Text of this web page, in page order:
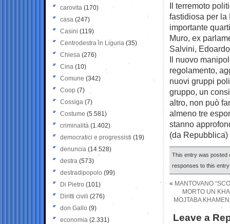
Il terremoto
fastidiosa per la
importante
Muro, ex
Salvini,
Il nuovo
regolamento,
nuovi gruppi
gruppo, un
altro, non può
almeno tre
stanno
(da Repubblica)
This entry was posted
responses to this
« MANTOVANO
MORTO UN
MOJTABA
Leave a
carovita (170)
casa (247)
Casini (119)
Centrodestra in Liguria (35)
Chiesa (276)
Cina (10)
Comune (342)
Coop (7)
Cossiga (7)
Costume (5.581)
criminalità (1.402)
democratici e progressisti (19)
denuncia (14.528)
destra (573)
destradipopolo (99)
Di Pietro (101)
Diritti civili (276)
don Gallo (9)
economia (2.331)